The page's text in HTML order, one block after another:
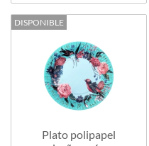
DISPONIBLE
Plato polipapel